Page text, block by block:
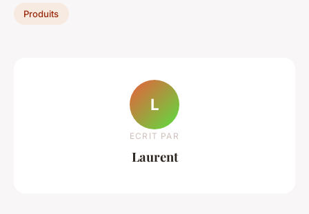
Produits
L
ECRIT PAR
Laurent